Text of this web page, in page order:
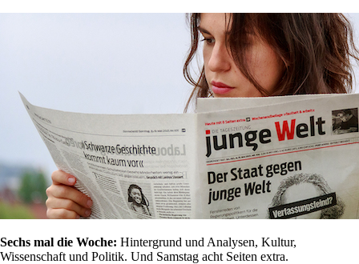
Sechs mal die Woche: Hintergrund und Analysen, Kultur,
Wissenschaft und Politik. Und Samstag acht Seiten extra.